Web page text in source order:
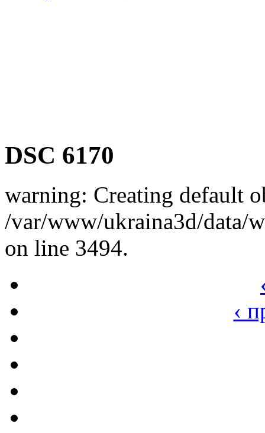
DSC 6170
warning: Creating default
/var/www/ukraina3d/data/
on line 3494.
‹